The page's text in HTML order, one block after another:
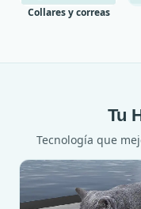
Collares y correas
Tu
Tecnología que